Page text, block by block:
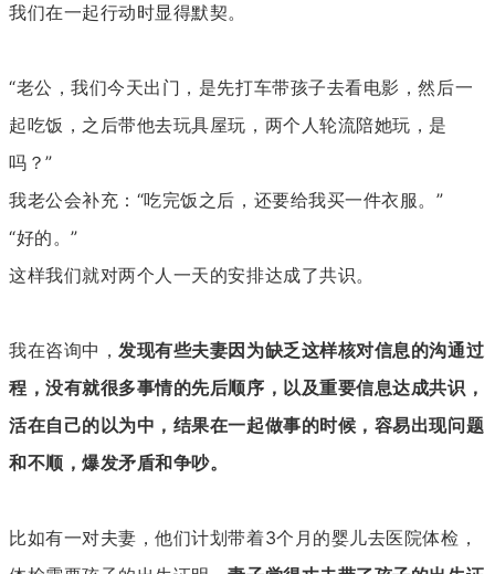
我们在一起行动时显得默契。
“老公，我们今天出门，是先打车带孩子去看电影，然后一
起吃饭，之后带他去玩具屋玩，两个人轮流陪她玩，是
吗？”
我老公会补充：“吃完饭之后，还要给我买一件衣服。”
“好的。”
这样我们就对两个人一天的安排达成了共识。
我在咨询中，发现有些夫妻因为缺乏这样核对信息的沟通过
程，没有就很多事情的先后顺序，以及重要信息达成共识，
活在自己的以为中，结果在一起做事的时候，容易出现问题
和不顺，爆发矛盾和争吵。
比如有一对夫妻，他们计划带着3个月的婴儿去医院体检，